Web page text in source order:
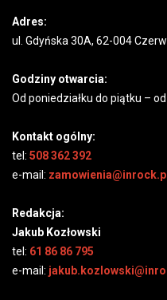
Adres:
ul. Gdyńska 30A, 62-004
Godziny otwarcia:
Od poniedziałku do piątku – od
Kontakt ogólny:
tel: 508 362 392
e-mail:
Redakcja:
Jakub Kozłowski
tel: 61 86 86 795
e-mail: